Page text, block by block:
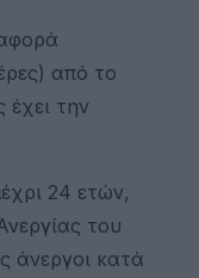
από το
έχει την
24 ετών,
του
άνεργοι κατά